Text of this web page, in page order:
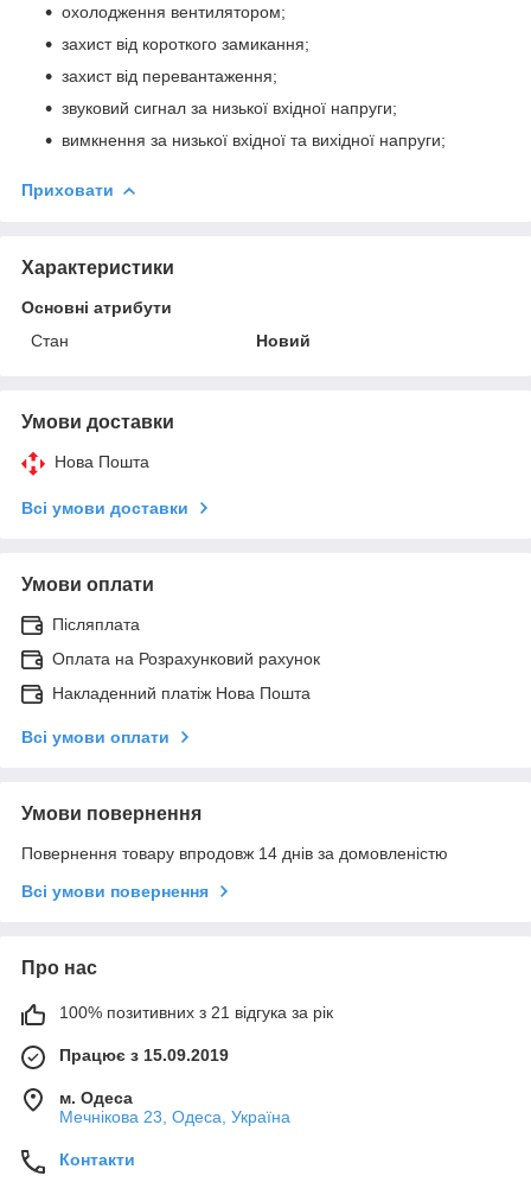
охолодження вентилятором;
захист від короткого замикання;
захист від перевантаження;
звуковий сигнал за низької вхідної напруги;
вимкнення за низької вхідної та вихідної напруги;
Приховати
Характеристики
Основні атрибути
Стан
Новий
Умови доставки
Нова Пошта
Всі умови доставки
Умови оплати
Післяплата
Оплата на Розрахунковий рахунок
Накладенний платіж Нова Пошта
Всі умови оплати
Умови повернення
Повернення товару впродовж 14 днів за домовленістю
Всі умови повернення
Про нас
100% позитивних з 21 відгука за рік
Працює з 15.09.2019
м. Одеса
Мечнікова 23, Одеса, Україна
Контакти